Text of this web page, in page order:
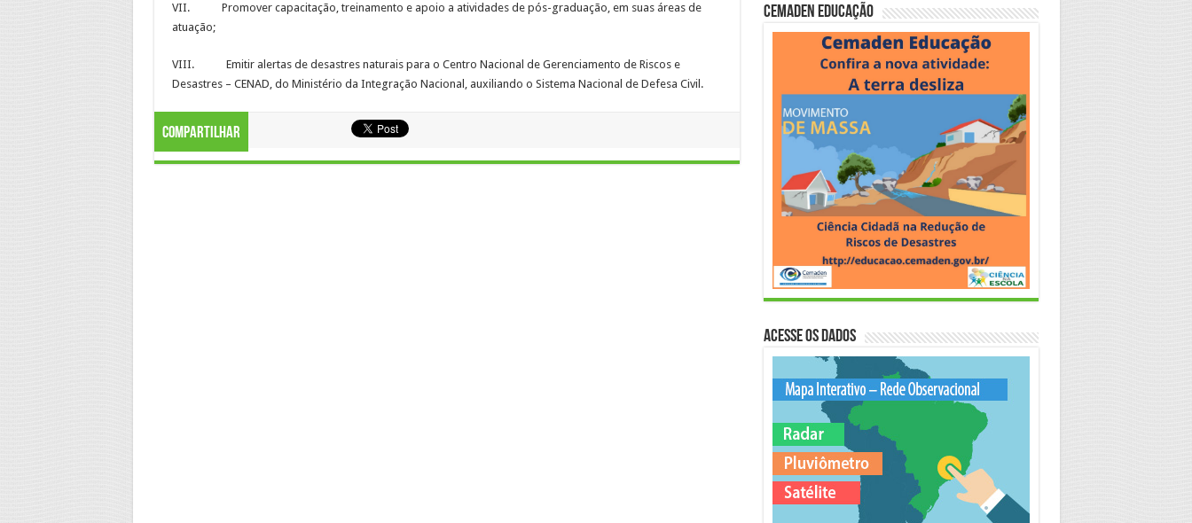
VII. Promover capacitação, treinamento e apoio a atividades de pós-graduação, em suas áreas de
atuação;
VIII. Emitir alertas de desastres naturais para o Centro Nacional de Gerenciamento de Riscos e
Desastres – CENAD, do Ministério da Integração Nacional, auxiliando o Sistema Nacional de Defesa Civil.
Compartilhar
Cemaden Educação
Acesse os Dados